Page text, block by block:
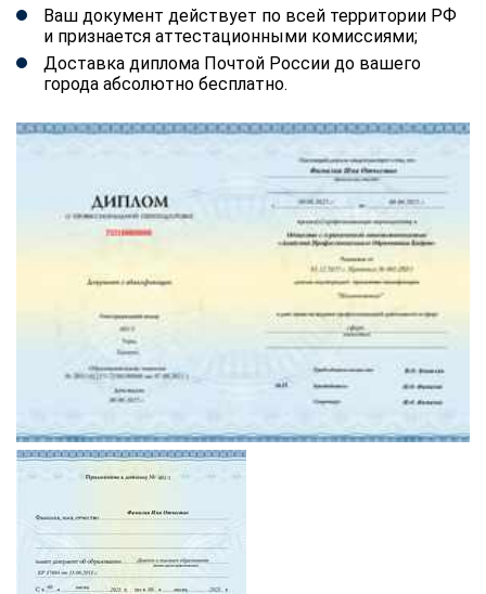
Ваш документ действует по всей территории РФ
и признается аттестационными комиссиями;
Доставка диплома Почтой России до вашего
города абсолютно бесплатно.